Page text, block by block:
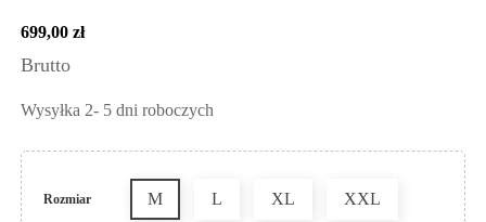
699,00 zł
Brutto
Wysyłka 2- 5 dni roboczych
Rozmiar M L XL XXL